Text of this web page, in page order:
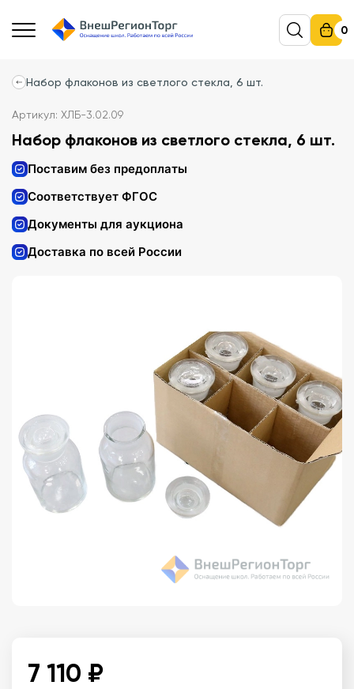
0
Набор флаконов из светлого стекла, 6 шт.
Артикул: ХЛБ-3.02.09
Набор флаконов из светлого стекла, 6 шт.
Поставим без предоплаты
Соответствует ФГОС
Документы для аукциона
Доставка по всей России
7 110 ₽